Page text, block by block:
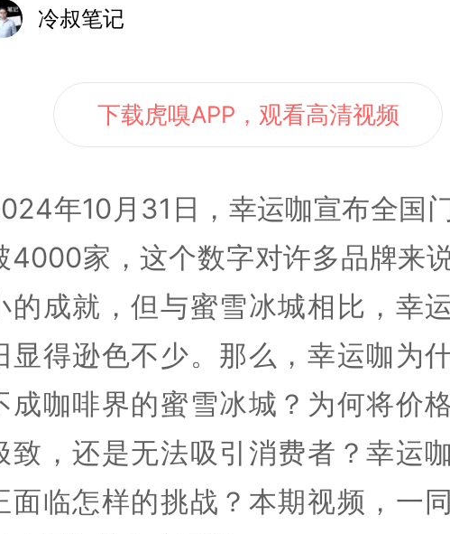
冷叔笔记
下载虎嗅APP，观看高清视频
年10月31日，幸运咖宣布全国
4000家，这个数字对许多品牌来
的成就，但与蜜雪冰城相比，幸
显得逊色不少。那么，幸运咖为
成咖啡界的蜜雪冰城？为何将价
致，还是无法吸引消费者？幸运
面临怎样的挑战？本期视频，一